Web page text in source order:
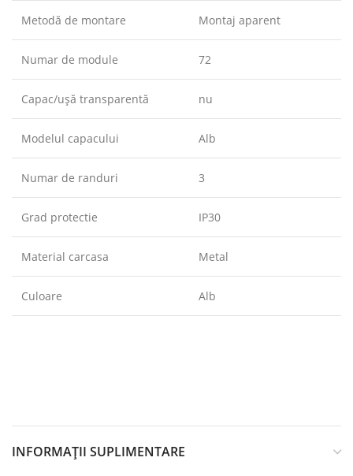
Metodă de montare Montaj aparent
Numar de module 72
Capac/ușă transparentă nu
Modelul capacului Alb
Numar de randuri 3
Grad protectie IP30
Material carcasa Metal
Culoare Alb
INFORMAȚII SUPLIMENTARE